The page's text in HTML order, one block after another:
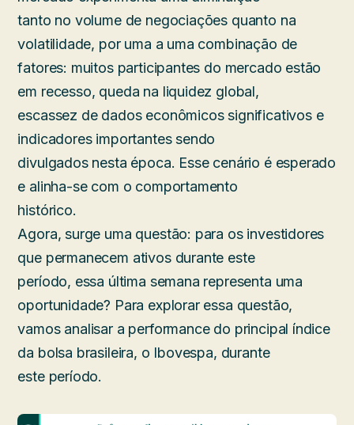
tanto no volume de negociações quanto na
volatilidade, por uma a uma combinação de
fatores: muitos participantes do mercado estão
em recesso, queda na liquidez global,
escassez de dados econômicos significativos e
indicadores importantes sendo
divulgados nesta época. Esse cenário é esperado
e alinha-se com o comportamento
histórico.
Agora, surge uma questão: para os investidores
que permanecem ativos durante este
período, essa última semana representa uma
oportunidade? Para explorar essa questão,
vamos analisar a performance do principal índice
da bolsa brasileira, o Ibovespa, durante
este período.